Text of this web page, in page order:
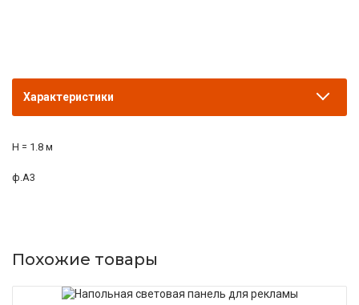
Характеристики
H = 1.8 м
ф.А3
Похожие товары